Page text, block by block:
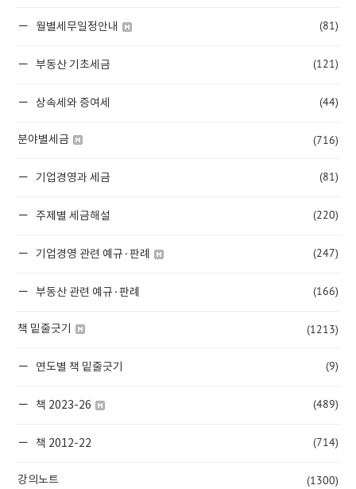
월별세무일정안내 (81)
부동산 기초세금 (121)
상속세와 증여세 (44)
분야별세금 (716)
기업경영과 세금 (81)
주제별 세금해설 (220)
기업경영 관련 예규·판례 (247)
부동산 관련 예규·판례 (166)
책 밑줄긋기 (1213)
연도별 책 밑줄긋기 (9)
책 2023-26 (489)
책 2012-22 (714)
강의노트 (1300)